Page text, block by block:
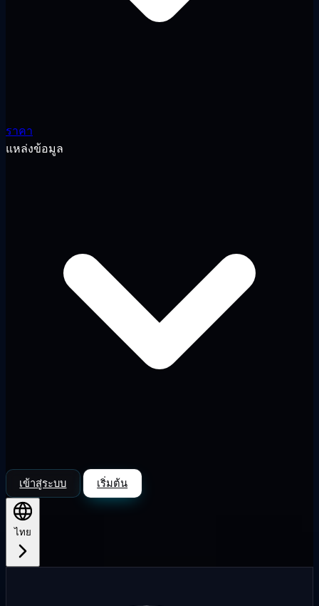
ราคา
แหล่งข้อมูล
เข้าสู่ระบบ เริ่มต้น
ไทย